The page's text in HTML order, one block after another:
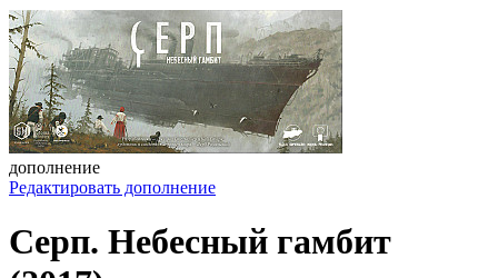
дополнение
Редактировать дополнение
Серп. Небесный гамбит